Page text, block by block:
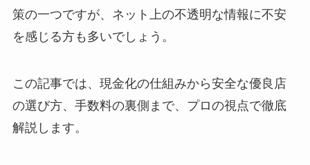
策の一つですが、ネット上の不透明な情報に不安
を感じる方も多いでしょう。
この記事では、現金化の仕組みから安全な優良店
の選び方、手数料の裏側まで、プロの視点で徹底
解説します。